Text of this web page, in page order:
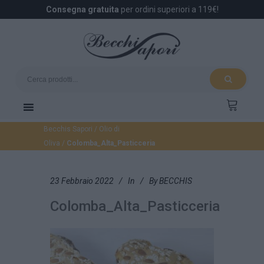
Consegna gratuita per ordini superiori a 119€!
Becchis Sapori / Olio di
Oliva / Colomba_Alta_Pasticceria
23 Febbraio 2022 In By BECCHIS
Colomba_Alta_Pasticceria